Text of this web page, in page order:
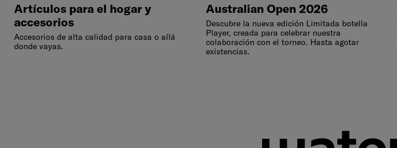
Artículos para el hogar y
accesorios
Accesorios de alta calidad para casa o allá
donde vayas.
Australian Open 2026
Descubre la nueva edición Limitada botella
Player, creada para celebrar nuestra
colaboración con el torneo. Hasta agotar
existencias.